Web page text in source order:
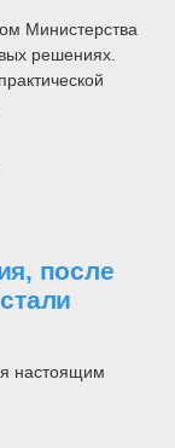
Министерства
решениях.
после
настоящим